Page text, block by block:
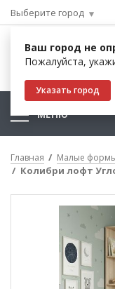
Выберите город
Ваш город не
Пожалуйста,
Указать город
МЕНЮ
Главная Малые
Колибри лофт